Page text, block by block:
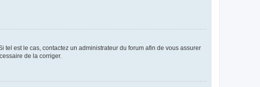
tel est le cas, contactez un administrateur du forum afin de vous assurer
de la corriger.